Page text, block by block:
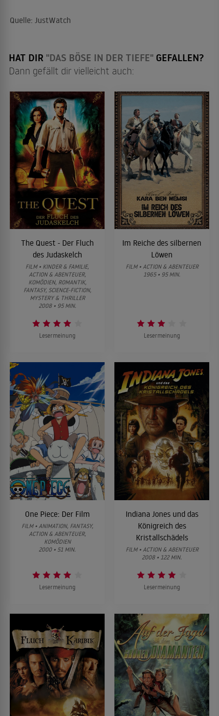
Quelle: JustWatch
HAT DIR "DAS BÖSE IN DER TIEFE" GEFALLEN?
Dann gefällt dir vielleicht auch:
The Quest - Der Fluch
des Judaskelch
FILM • KINDER & FAMILIE,
ACTION & ABENTEUER,
KOMÖDIEN, ROMANTIK,
FANTASY, SCIENCE-FICTION,
MYSTERY & THRILLER
2008 • 95 MIN.
Lesermeinung
Im Reiche des silbernen
Löwen
FILM • ACTION & ABENTEUER
1965 • 95 MIN.
Lesermeinung
One Piece: Der Film
FILM • ANIMATION, FANTASY,
ACTION & ABENTEUER,
KOMÖDIEN
2000 • 51 MIN.
Lesermeinung
Indiana Jones und das
Königreich des
Kristallschädels
FILM • ACTION & ABENTEUER
2008 • 122 MIN.
Lesermeinung